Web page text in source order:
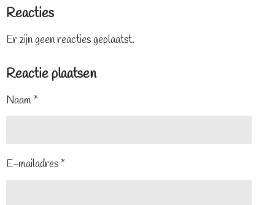
Reacties
Er zijn geen reacties geplaatst.
Reactie plaatsen
Naam *
E-mailadres *